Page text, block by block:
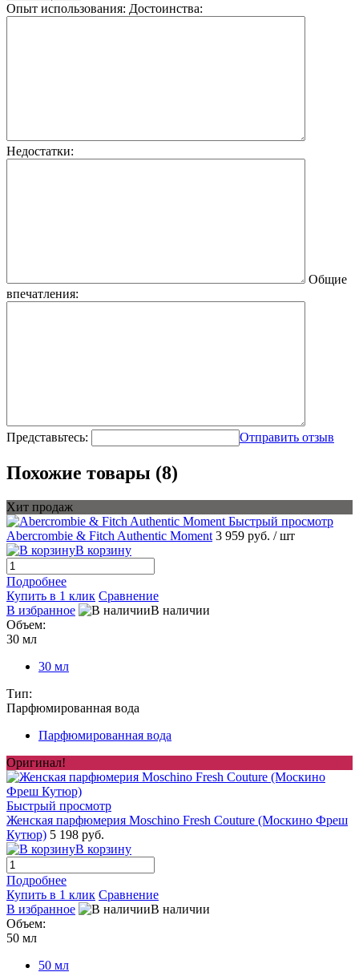
Опыт использования: Достоинства:
Недостатки:
Общие
впечатления:
Представьтесь: Отправить отзыв
Похожие товары (8)
Хит продаж
Быстрый просмотр
Abercrombie & Fitch Authentic Moment 3 959 руб. / шт
В корзину
Подробнее
Купить в 1 клик Сравнение
В избранное
В наличии
Объем:
30 мл
30 мл
Тип:
Парфюмированная вода
Парфюмированная вода
Оригинал!
Быстрый просмотр
Женская парфюмерия Moschino Fresh Couture (Москино Фреш
Кутюр) 5 198 руб.
В корзину
Подробнее
Купить в 1 клик Сравнение
В избранное
В наличии
Объем:
50 мл
50 мл